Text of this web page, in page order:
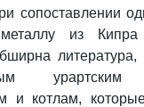
сопоставлении
из
литература,
урартским
и котлам,